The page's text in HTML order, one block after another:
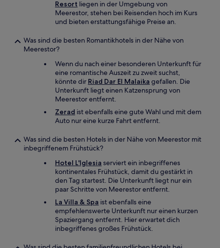
Resort liegen in der Umgebung von
Meerestor, stehen bei Reisenden hoch im Kurs
und bieten erstattungsfähige Preise an.
Was sind die besten Romantikhotels in der Nähe von
Meerestor?
Wenn du nach einer besonderen Unterkunft für
eine romantische Auszeit zu zweit suchst,
könnte dir Riad Dar El Malaika gefallen. Die
Unterkunft liegt einen Katzensprung von
Meerestor entfernt.
Zerad ist ebenfalls eine gute Wahl und mit dem
Auto nur eine kurze Fahrt entfernt.
Was sind die besten Hotels in der Nähe von Meerestor mit
inbegriffenem Frühstück?
Hotel L'Iglesia serviert ein inbegriffenes
kontinentales Frühstück, damit du gestärkt in
den Tag startest. Die Unterkunft liegt nur ein
paar Schritte von Meerestor entfernt.
La Villa & Spa ist ebenfalls eine
empfehlenswerte Unterkunft nur einen kurzen
Spaziergang entfernt. Hier erwartet dich
inbegriffenes großes Frühstück.